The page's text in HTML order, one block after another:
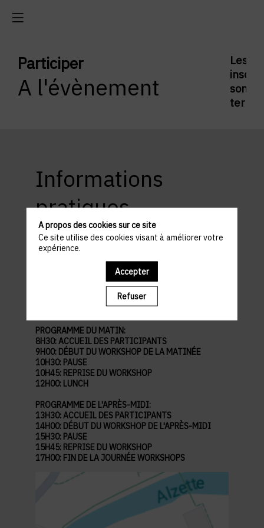
Participer
A l'évènement
Les
sont
Informations
pratiques
ACCÈS ET STATIONNEMENT
Abbaye de Neimënster
28 Rue Münster, 2160 Luxembourg
Parking à proximité :Parking Brasserie (Indigo)
PROGRAMME DU MATIN:
8H30: ACCUEIL DES PARTICIPANTS
9H00: DÉBUT DU WORKSHOP DE LA MATINÉE
10H30: PAUSE
10H45: REPRISE DU WORKSHOP
12H00: LUNCH
PROGRAMME DE L'APRÈS-MIDI:
13H30: ACCUEIL DES PARTICIPANTS
14H00: DÉBUT DU WORKSHOP DE L'APRÈS-MIDI
15H30: PAUSE
15H45: REPRISE DU WORKSHOP
17H00: FIN DE LA JOURNÉE WORKSHOPS
A propos des cookies sur ce site
Ce site utilise des cookies visant à améliorer votre
expérience.
Accepter
Refuser